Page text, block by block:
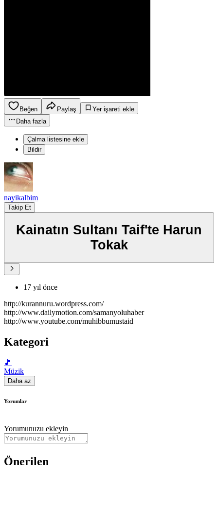
Beğen Paylaş
Yer işareti ekle
Daha fazla
Çalma listesine ekle
Bildir
nayikalbim
Takip Et
Kainatın Sultanı Taif'te Harun
Tokak
17 yıl önce
http://kurannuru.wordpress.com/
http://www.dailymotion.com/samanyoluhaber
http://www.youtube.com/muhibbumustaid
Kategori
🎵
Müzik
Daha az
Yorumlar
Yorumunuzu ekleyin
Önerilen